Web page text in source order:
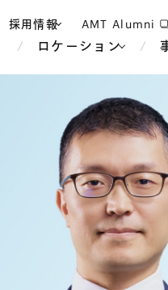
採用情報 AMT Alumni
・エンターテイン
事
国
ホ
教
ア
ロケーション
バンコク
ジャカルタ
マレーシア